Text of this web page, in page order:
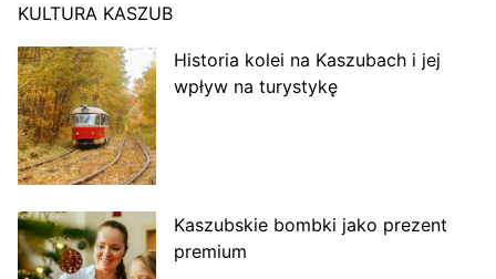
KULTURA KASZUB
Historia kolei na Kaszubach i jej
wpływ na turystykę
Kaszubskie bombki jako prezent
premium